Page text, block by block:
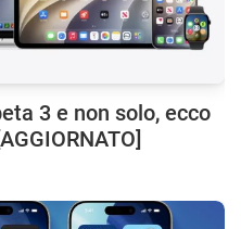
3 e non solo, ecco